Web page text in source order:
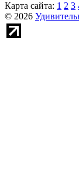
Карта сайта: 1 2 3
© 2026